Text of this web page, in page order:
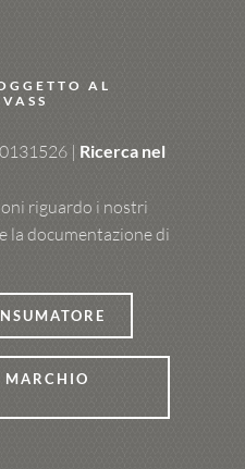
AL
| Ricerca nel
riguardo i nostri
la documentazione di
MARCHIO